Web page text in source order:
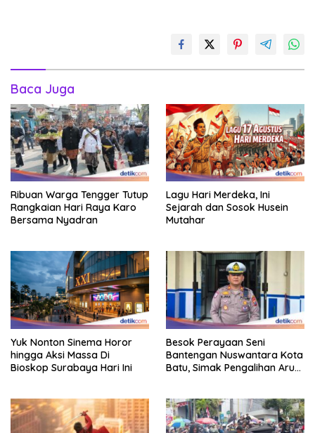
Baca Juga
Ribuan Warga Tengger Tutup
Rangkaian Hari Raya Karo
Bersama Nyadran
Lagu Hari Merdeka, Ini
Sejarah dan Sosok Husein
Mutahar
Yuk Nonton Sinema Horor
hingga Aksi Massa Di
Bioskop Surabaya Hari Ini
Besok Perayaan Seni
Bantengan Nuswantara Kota
Batu, Simak Pengalihan Arus